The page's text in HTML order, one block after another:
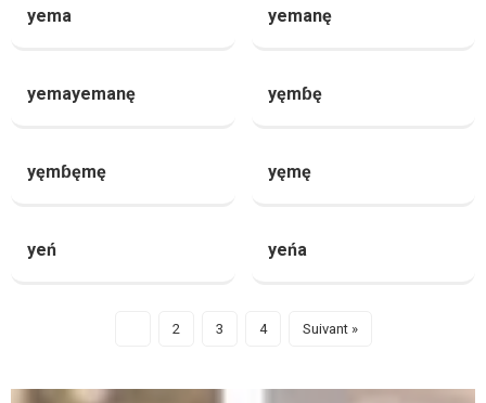
yema yemanę
yemayemanę yęmɓę
yęmɓęmę yęmę
yeń yeńa
2 3 4 Suivant »